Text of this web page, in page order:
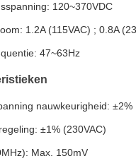
120~370VDC
1.2A (115VAC) ; 0.8A
47~63Hz
nauwkeurigheid: ±2%
±1% (230VAC)
Max. 150mV